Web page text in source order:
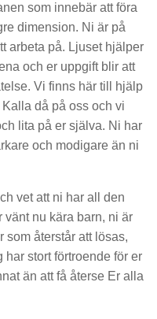
som innebär att föra
dimension. Ni är på
arbeta på. Ljuset hjälper
och er uppgift blir att
Vi finns här till hjälp
då på oss och vi
lita på er själva. Ni har
och modigare än ni
vet att ni har all den
vänt nu kära barn, ni är
som återstår att lösas,
har stort förtroende för er
än att få återse Er alla